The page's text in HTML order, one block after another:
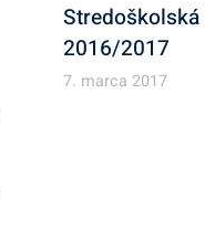
2016/2017
7. marca 2017